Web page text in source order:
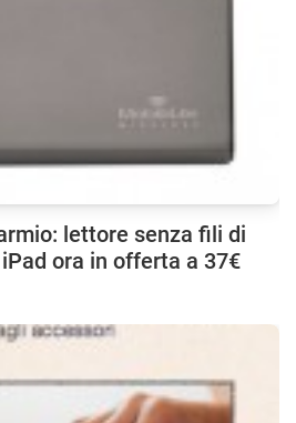
lettore senza fili di
ora in offerta a 37€